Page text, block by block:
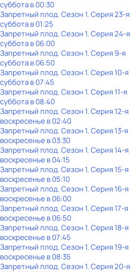
субботав00:30
Запретный плод. Сезон 1. Серия 23-я
субботав01:25
Запретный плод. Сезон 1. Серия 24-я
субботав06:00
Запретный плод. Сезон 1. Серия 9-я
субботав06:50
Запретный плод. Сезон 1. Серия 10-я
субботав07:45
Запретный плод. Сезон 1. Серия 11-я
субботав08:40
Запретный плод. Сезон 1. Серия 12-я
воскресенье в02:40
Запретный плод. Сезон 1. Серия 13-я
воскресенье в03:30
Запретный плод. Сезон 1. Серия 14-я
воскресенье в04:15
Запретный плод. Сезон 1. Серия 15-я
воскресенье в05:10
Запретный плод. Сезон 1. Серия 16-я
воскресенье в06:00
Запретный плод. Сезон 1. Серия 17-я
воскресенье в06:50
Запретный плод. Сезон 1. Серия 18-я
воскресенье в07:45
Запретный плод. Сезон 1. Серия 19-я
воскресенье в08:35
Запретный плод. Сезон 1. Серия 20-я